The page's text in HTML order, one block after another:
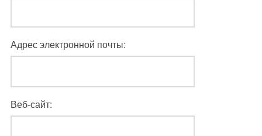
Адрес электронной почты:
Веб-сайт: